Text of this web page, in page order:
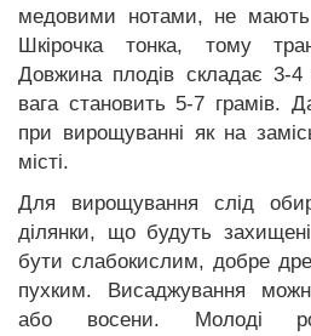
медовими нотами, не мають
Шкірочка тонка, тому
Довжина плодів складає 3-4
вага становить 5-7 грамів.
при вирощуванні як на
місті.
Для вирощування слід
ділянки, що будуть
бути слабокислим, добре
пухким. Висаджування
або восени. Молоді